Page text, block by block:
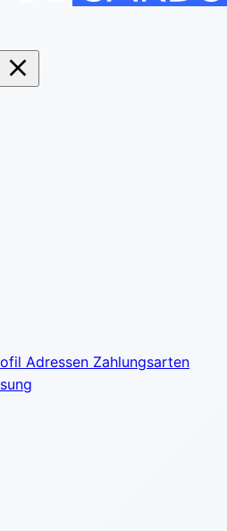
Adressen Zahlungsarten